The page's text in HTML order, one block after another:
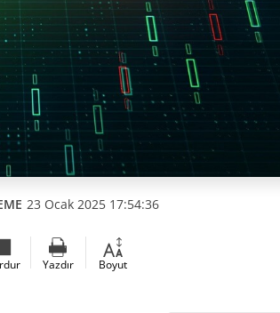
23 Ocak 2025 17:54:36
Yazdır Boyut